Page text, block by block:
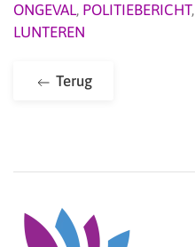
ONGEVAL, POLITIEBERICHT,
LUNTEREN
Terug